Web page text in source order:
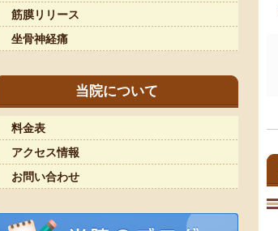
筋膜リリース
坐骨神経痛
当院について
料金表
アクセス情報
お問い合わせ